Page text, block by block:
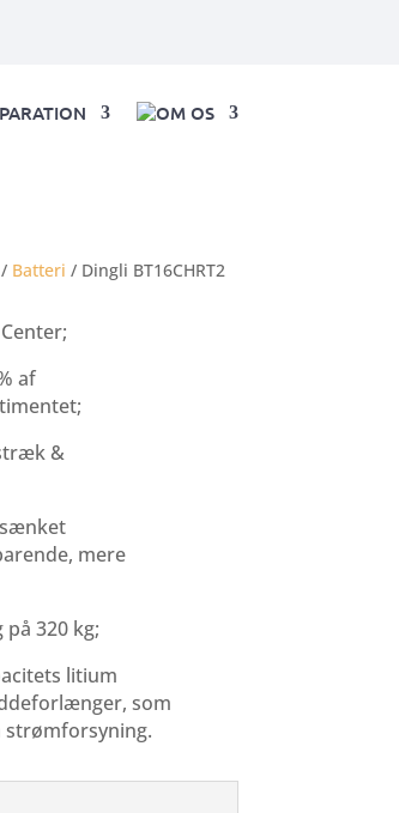
OM OS
/ Batteri / Dingli BT16CHRT2
af
&
mere
320 kg;
litium
som
strømforsyning.